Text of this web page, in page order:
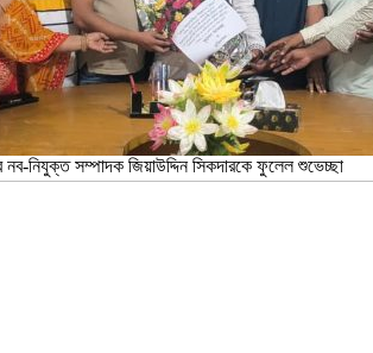
নব-নিযুক্ত সম্পাদক জিয়াউদ্দিন সিকদারকে ফুলেল শুভেচ্ছা